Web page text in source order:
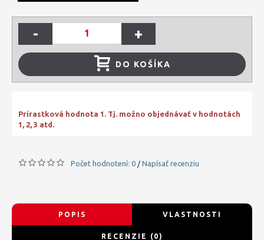
- +
DO KOŠÍKA
Prírastková hodnota 1. Tj. možno objednávať v hodnotách
1, 2, 3 atd.
Počet hodnotení: 0 / Napísať recenziu
POPIS VLASTNOSTI
RECENZIE (0)